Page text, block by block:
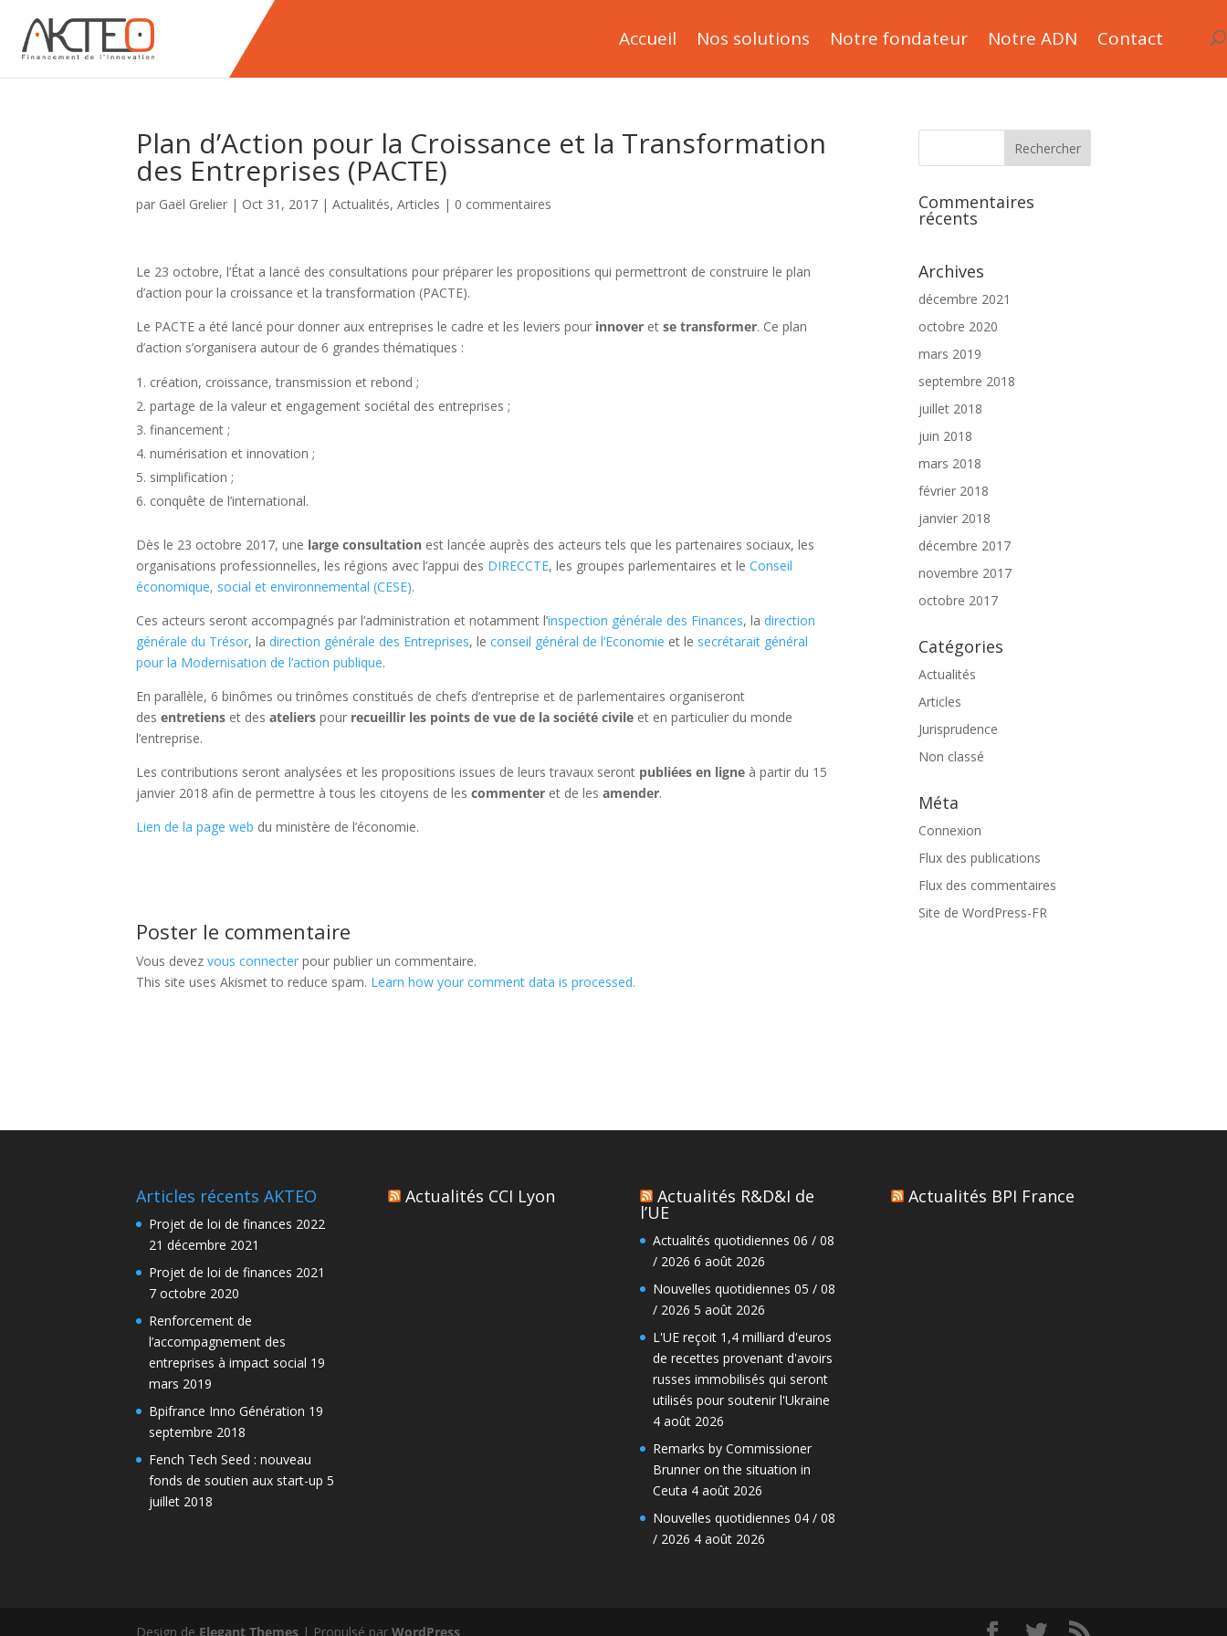
Accueil Nos solutions Notre fondateur Notre ADN Contact
Plan d’Action pour la Croissance et la Transformation
des Entreprises (PACTE)
par Gaël Grelier | Oct 31, 2017 |Actualités,Articles | 0 commentaires
Le 23 octobre, l’État a lancé des consultations pour préparer les propositions qui permettront de construire le plan
d’action pour la croissance et la transformation (PACTE).
Le PACTE a été lancé pour donner aux entreprises le cadre et les leviers pour innover etse transformer. Ce plan
d’action s’organisera autour de 6 grandes thématiques :
création, croissance, transmission et rebond ;
partage de la valeur et engagement sociétal des entreprises ;
financement ;
numérisation et innovation ;
simplification ;
conquête de l’international.
Dès le 23 octobre 2017, une large consultation est lancée auprès des acteurs tels que les partenaires sociaux, les
organisations professionnelles, les régions avec l’appui des DIRECCTE, les groupes parlementaires et leConseil
économique, social et environnemental (CESE).
Ces acteurs seront accompagnés par l’administration et notamment l’inspection générale des Finances, ladirection
générale du Trésor, ladirection générale des Entreprises, leconseil général de l’Economie et le secrétarait général
pour la Modernisation de l’action publique.
En parallèle, 6 binômes ou trinômes constitués de chefs d’entreprise et de parlementaires organiseront
desentretiens et desateliers pour recueillir les points de vue de la société civile et en particulier du monde
l’entreprise.
Les contributions seront analysées et les propositions issues de leurs travaux seront publiées en ligne à partir du 15
janvier 2018 afin de permettre à tous les citoyens de lescommenter et de lesamender.
Lien de la page web du ministère de l’économie.
Poster le commentaire
Vous devezvous connecter pour publier un commentaire.
This site uses Akismet to reduce spam. Learn how your comment data is processed.
Commentaires
récents
Archives
décembre 2021
octobre 2020
mars 2019
septembre 2018
juillet 2018
juin 2018
mars 2018
février 2018
janvier 2018
décembre 2017
novembre 2017
octobre 2017
Catégories
Actualités
Articles
Jurisprudence
Non classé
Méta
Connexion
Flux des publications
Flux des commentaires
Site de WordPress-FR
Articles récents AKTEO
Projet de loi de finances 2022
21 décembre 2021
Projet de loi de finances 2021
7 octobre 2020
Renforcement de
l’accompagnement des
entreprises à impact social 19
mars 2019
Bpifrance Inno Génération 19
septembre 2018
Fench Tech Seed : nouveau
fonds de soutien aux start-up 5
juillet 2018
Actualités CCI Lyon Actualités R&D&I de
l’UE
Actualités quotidiennes 06 / 08
/ 2026 6 août 2026
Nouvelles quotidiennes 05 / 08
/ 2026 5 août 2026
L'UE reçoit 1,4 milliard d'euros
de recettes provenant d'avoirs
russes immobilisés qui seront
utilisés pour soutenir l'Ukraine
4 août 2026
Remarks by Commissioner
Brunner on the situation in
Ceuta 4 août 2026
Nouvelles quotidiennes 04 / 08
/ 2026 4 août 2026
Actualités BPI France
Design de Elegant Themes | Propulsé parWordPress